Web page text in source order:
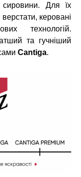
сировини. Для їх
керовані
технологій.
та гучніший
Cantiga.